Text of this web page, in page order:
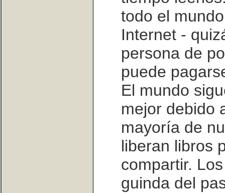
todo el
Internet -
persona de
puede
El mundo
mejor debido
mayoría de
liberan libros
compartir.
guinda del